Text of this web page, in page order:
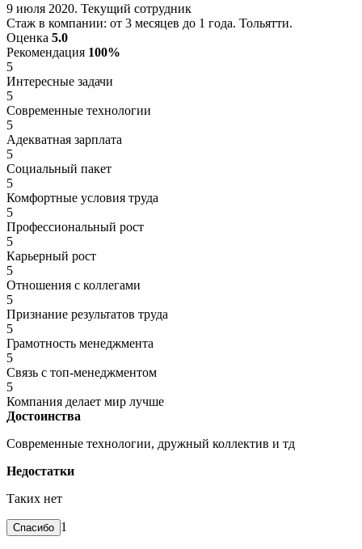
9 июля 2020. Текущий сотрудник
Стаж в компании: от 3 месяцев до 1 года. Тольятти.
Оценка 5.0
Рекомендация 100%
5
Интересные задачи
5
Современные технологии
5
Адекватная зарплата
5
Социальный пакет
5
Комфортные условия труда
5
Профессиональный рост
5
Карьерный рост
5
Отношения с коллегами
5
Признание результатов труда
5
Грамотность менеджмента
5
Связь с топ-менеджментом
5
Компания делает мир лучше
Достоинства
Современные технологии, дружный коллектив и тд
Недостатки
Таких нет
1